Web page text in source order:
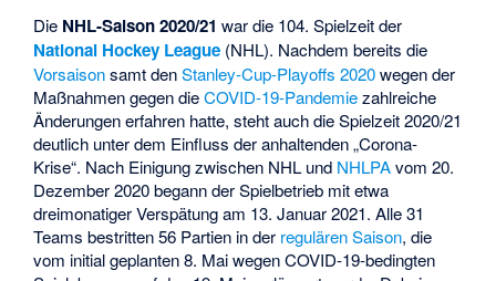
Die NHL-Saison 2020/21 war die 104. Spielzeit der
National Hockey League (NHL). Nachdem bereits die
Vorsaisonsamt denStanley-Cup-Playoffs 2020wegen der
Maßnahmen gegen dieCOVID-19-Pandemiezahlreiche
Änderungen erfahren hatte, steht auch die Spielzeit 2020/21
deutlich unter dem Einfluss der anhaltenden „Corona-
Krise“. Nach Einigung zwischen NHL und NHLPAvom 20.
Dezember 2020 begann der Spielbetrieb mit etwa
dreimonatiger Verspätung am 13. Januar 2021. Alle 31
Teams bestritten 56 Partien in der regulären Saison, die
vom initial geplanten 8. Mai wegen COVID-19-bedingten